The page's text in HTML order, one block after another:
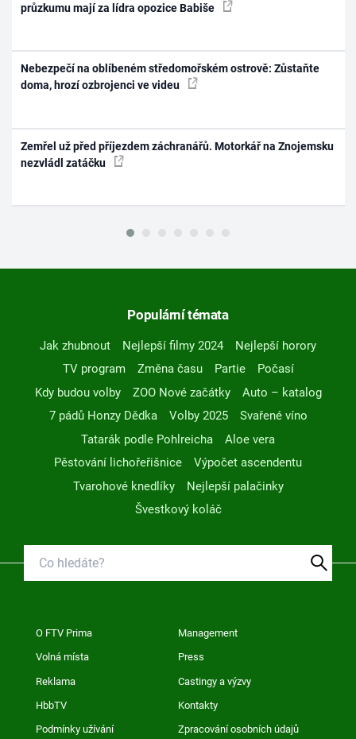
průzkumu mají za lídra opozice Babiše
Nebezpečí na oblíbeném středomořském ostrově: Zůstaňte
doma, hrozí ozbrojenci ve videu
Zemřel už před příjezdem záchranářů. Motorkář na Znojemsku
nezvládl zatáčku
Populární témata
Jak zhubnout Nejlepší filmy 2024
Nejlepší horory
TV program
Změna času Partie
Počasí
Kdy budou volby
ZOO Nové začátky
Auto – katalog
7 pádů Honzy Dědka
Volby 2025
Svařené víno
Tatarák podle Pohlreicha
Aloe vera
Pěstování lichořeřišnice
Výpočet ascendentu
Tvarohové knedlíky
Nejlepší palačinky
Švestkový koláč
O FTV Prima Management
Volná místa Press
Reklama Castingy a výzvy
HbbTV Kontakty
Podmínky užívání Zpracování osobních údajů